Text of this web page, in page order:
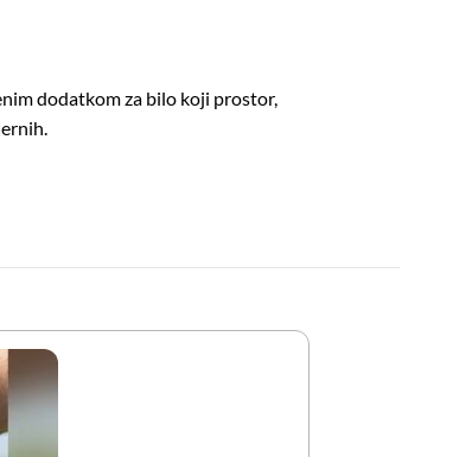
dodatkom za bilo koji prostor,